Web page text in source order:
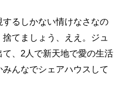
るしかない情けなさなの
てましょう、ええ。ジュ
、2人で新天地で愛の生活
んなでシェアハウスして